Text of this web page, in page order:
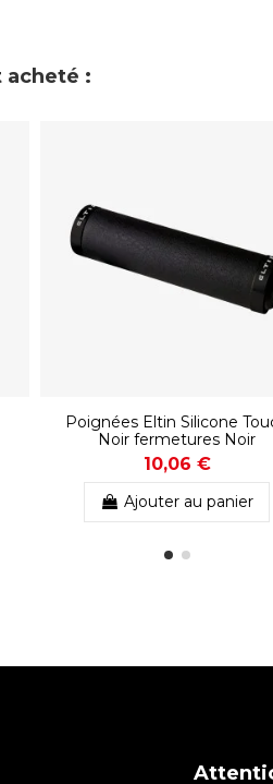
acheté :
Poignées Eltin Silicone
Noir fermetures Noir
10,06 €
Ajouter au panier